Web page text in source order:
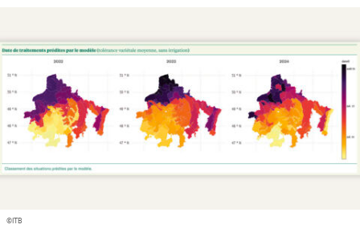
Abonnez-vous
©ITB